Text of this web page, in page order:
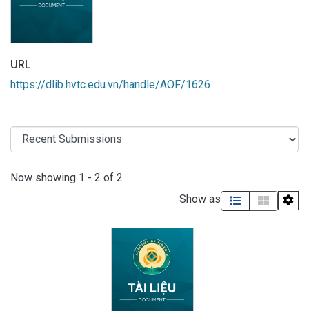
URL
https://dlib.hvtc.edu.vn/handle/AOF/1626
Recent Submissions
Now showing 1 - 2 of 2
Show as